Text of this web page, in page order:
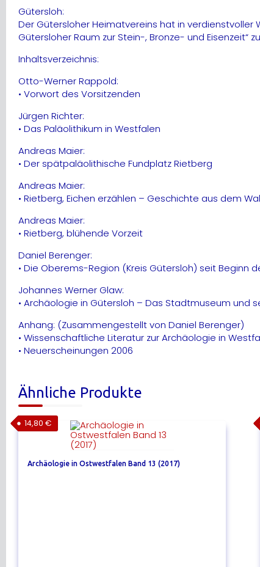
Gütersloh:
Der Gütersloher Heimatvereins hat in
Gütersloher Raum zur Stein-, Bronze- und Eisenzeit“
Inhaltsverzeichnis:
Otto-Werner Rappold:
• Vorwort des Vorsitzenden
Jürgen Richter:
• Das Paläolithikum in Westfalen
Andreas Maier:
• Der spätpaläolithische Fundplatz Rietberg
Andreas Maier:
• Rietberg, Eichen erzählen – Geschichte aus dem
Andreas Maier:
• Rietberg, blühende Vorzeit
Daniel Berenger:
• Die Oberems-Region (Kreis Gütersloh) seit Beginn
Johannes Werner Glaw:
• Archäologie in Gütersloh – Das Stadtmuseum und
Anhang: (Zusammengestellt von Daniel Berenger)
• Wissenschaftliche Literatur zur Archäologie in
• Neuerscheinungen 2006
Ähnliche Produkte
Archäologie in Ostwestfalen Band 13 (2017)
14,80 €